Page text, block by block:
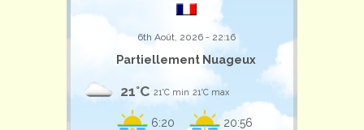
6th Août, 2026 - 22:16
Partiellement Nuageux
21°C 21°C min 21°C max
6:20 20:56